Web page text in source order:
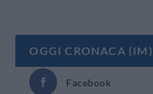
OGGI CRONACA (IM)
Facebook